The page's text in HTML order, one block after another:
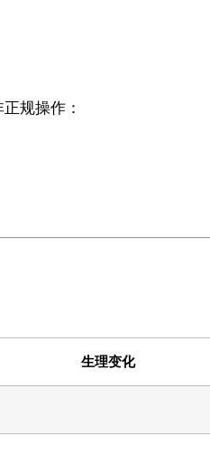
规操作：
生理变化